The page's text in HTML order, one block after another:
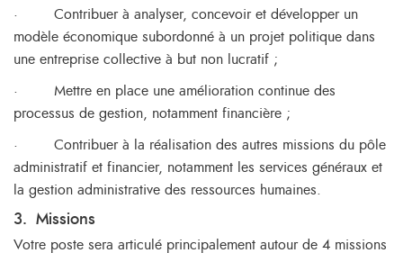
· Contribuer à analyser, concevoir et développer un
modèle économique subordonné à un projet politique dans
une entreprise collective à but non lucratif ;
· Mettre en place une amélioration continue des
processus de gestion, notamment financière ;
· Contribuer à la réalisation des autres missions du pôle
administratif et financier, notamment les services généraux et
la gestion administrative des ressources humaines.
3. Missions
Votre poste sera articulé principalement autour de 4 missions